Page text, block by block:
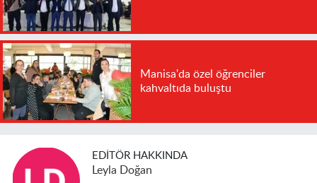
Manisa'da özel öğrenciler
kahvaltıda buluştu
EDITÖR HAKKINDA
Leyla Doğan